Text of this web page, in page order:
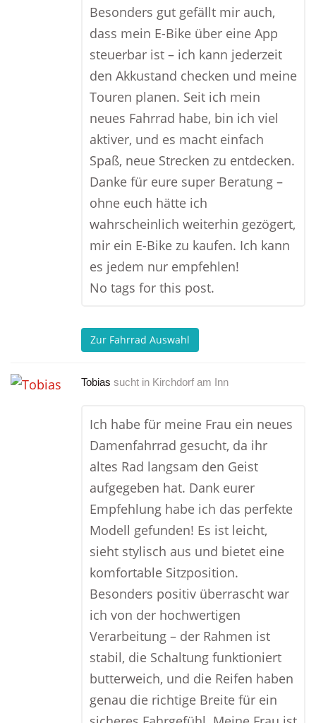
Besonders gut gefällt mir auch,
dass mein E-Bike über eine App
steuerbar ist – ich kann jederzeit
den Akkustand checken und meine
Touren planen. Seit ich mein
neues Fahrrad habe, bin ich viel
aktiver, und es macht einfach
Spaß, neue Strecken zu entdecken.
Danke für eure super Beratung –
ohne euch hätte ich
wahrscheinlich weiterhin gezögert,
mir ein E-Bike zu kaufen. Ich kann
es jedem nur empfehlen!
No tags for this post.
Zur Fahrrad Auswahl
Tobias sucht in Kirchdorf am Inn
Ich habe für meine Frau ein neues
Damenfahrrad gesucht, da ihr
altes Rad langsam den Geist
aufgegeben hat. Dank eurer
Empfehlung habe ich das perfekte
Modell gefunden! Es ist leicht,
sieht stylisch aus und bietet eine
komfortable Sitzposition.
Besonders positiv überrascht war
ich von der hochwertigen
Verarbeitung – der Rahmen ist
stabil, die Schaltung funktioniert
butterweich, und die Reifen haben
genau die richtige Breite für ein